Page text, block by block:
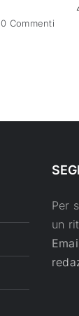
0 Commenti
Per
un